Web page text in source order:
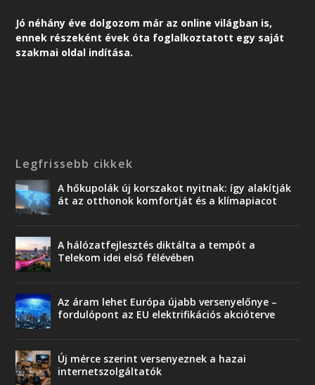
Jó néhány éve dolgozom már az online világban is,
ennek részeként évek óta foglalkoztatott egy saját
szakmai oldal indítása.
Legfrissebb cikkek
A hőkupolák új korszakot nyitnak: így alakítják
át az otthonok komfortját és a klímapiacot
A hálózatfejlesztés diktálta a tempót a
Telekom idei első félévében
Az áram lehet Európa újabb versenyelőnye –
fordulópont az EU elektrifikációs akcióterve
Új mérce szerint versenyeznek a hazai
internetszolgáltatók